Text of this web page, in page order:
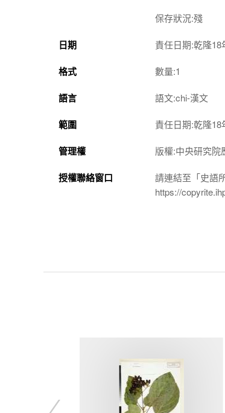
保存狀況:殘
日期 責任日期:乾隆18
格式 數量:1
語言 語文:chi-漢文
範圍 責任日期:乾隆18
管理權 版權:中央研究院
授權聯絡窗口
請連結至「史語
https://